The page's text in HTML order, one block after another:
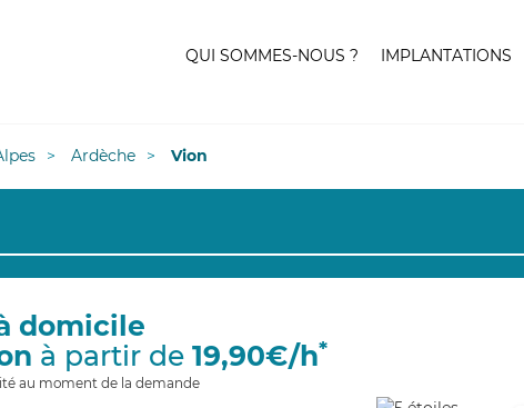
QUI SOMMES-NOUS ? IMPLANTATIONS
Ardèche Vion
domicile
à partir de 19,90€/h*
au moment de la demande